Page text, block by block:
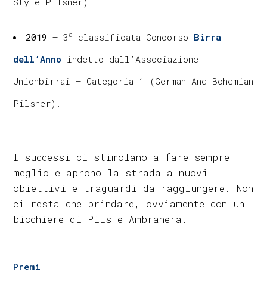
2019 – 3 a classificata Concorso Birra
dell’Anno indetto dall’Associazione
Unionbirrai – Categoria 1 (German And Bohemian
Pilsner).
I successi ci stimolano a fare sempre
meglio e aprono la strada a nuovi
obiettivi e traguardi da raggiungere. Non
ci resta che brindare, ovviamente con un
bicchiere di Pils e Ambranera.
Premi